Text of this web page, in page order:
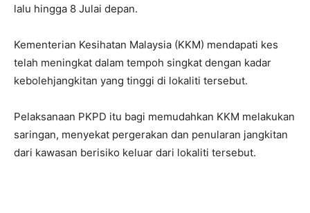
lalu hingga 8 Julai depan.
Kementerian Kesihatan Malaysia (KKM) mendapati kes
telah meningkat dalam tempoh singkat dengan kadar
kebolehjangkitan yang tinggi di lokaliti tersebut.
Pelaksanaan PKPD itu bagi memudahkan KKM melakukan
saringan, menyekat pergerakan dan penularan jangkitan
dari kawasan berisiko keluar dari lokaliti tersebut.